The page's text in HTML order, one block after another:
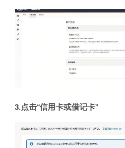
3.点击“信用卡或借记卡”